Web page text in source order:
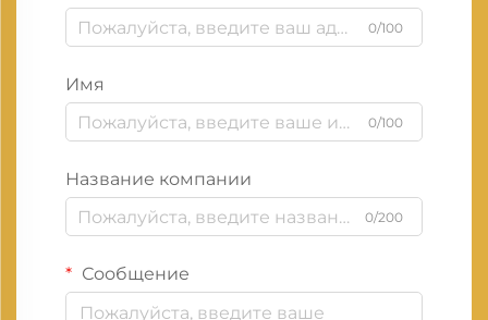
0/100
Имя
0/100
Название компании
0/200
Сообщение